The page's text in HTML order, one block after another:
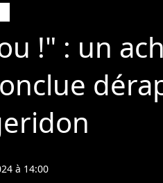
!" : un
à 14:00